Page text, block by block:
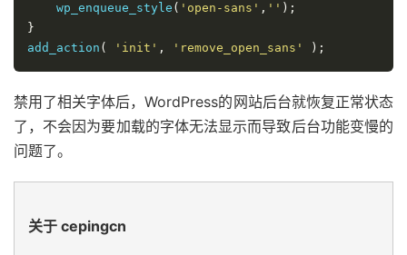
    wp_enqueue_style
( 'open-sans' , '' );
}
add_action ( 'init' , 'remove_open_sans' );
禁用了相关字体后，WordPress的网站后台就恢复正常状态
了，不会因为要加载的字体无法显示而导致后台功能变慢的
问题了。
关于 cepingcn